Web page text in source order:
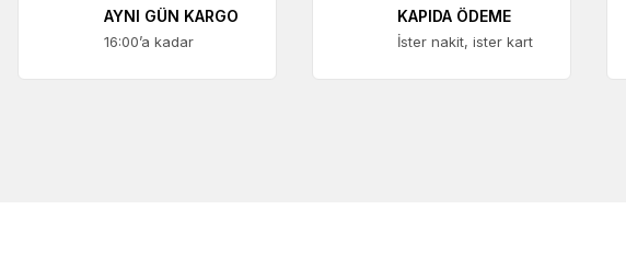
AYNI GÜN KARGO
16:00’a kadar
KAPIDA ÖDEME
İster nakit, ister kart